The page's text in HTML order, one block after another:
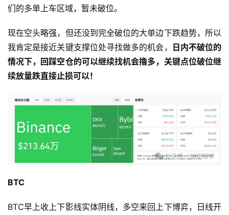
们的多单上车区域，暂未破位。
现在空头略强，但还没到完全破位的大单边下跌趋势，所以
我肯定是接近关键支撑位处寻找做多的机会，
日内不破位的
情况下，回踩空仓的可以继续找机会撸多，关键点位破位继
续放量跌直接止损可以！
BTC
BTC早上收上下影线实体阴线，多空来回上下博弈，日线开